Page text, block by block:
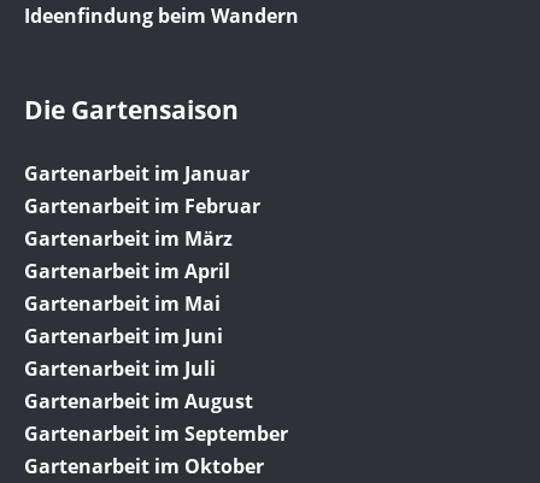
Ideenfindung beim Wandern
Die Gartensaison
Gartenarbeit im Januar
Gartenarbeit im Februar
Gartenarbeit im März
Gartenarbeit im April
Gartenarbeit im Mai
Gartenarbeit im Juni
Gartenarbeit im Juli
Gartenarbeit im August
Gartenarbeit im September
Gartenarbeit im Oktober